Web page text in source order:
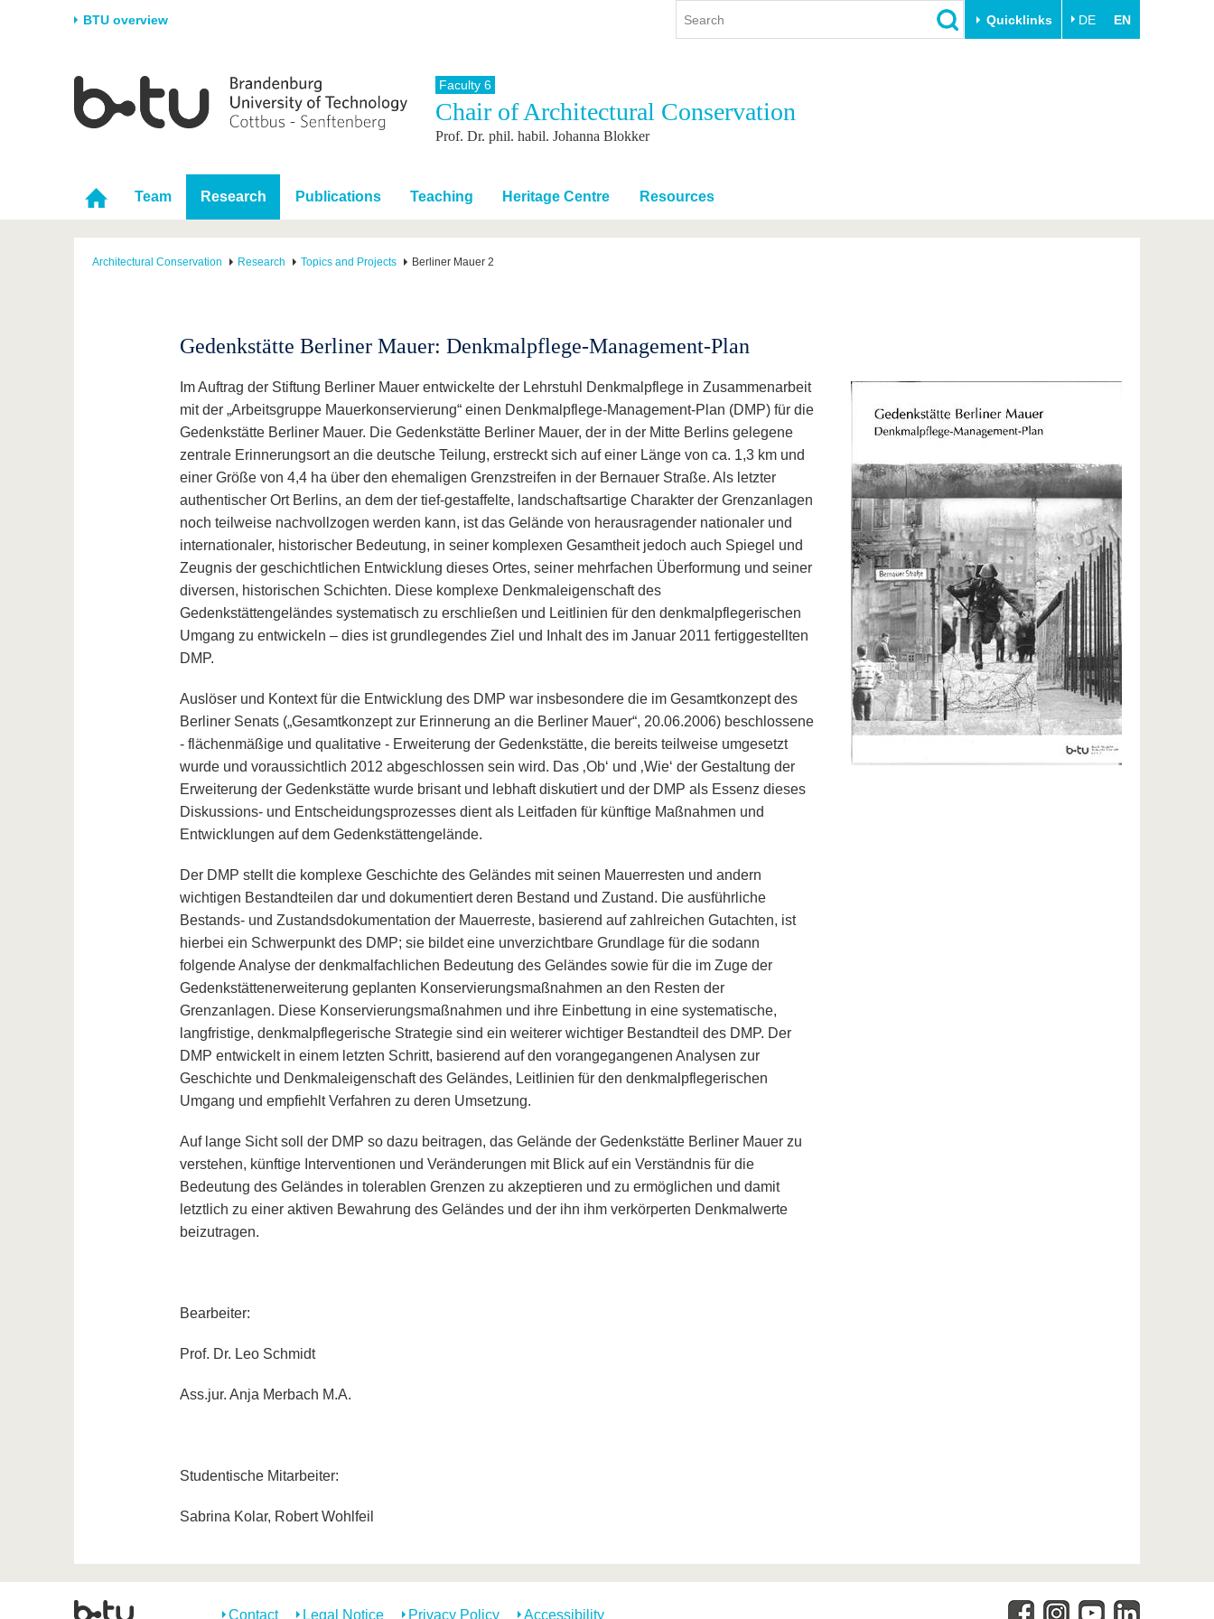
BTU overview Quicklinks DE EN
University
Career & Commitment
Partnerships & structural
change
Research
Research Support
Young Academics
Study
Study program
During studies
After Graduation
International
International Profile
Going abroad with BTU
International Students
Continuing Education
Innovative transfer projects
Experience BTU & Region
Faculty 6
Chair of Architectural Conservation
Prof. Dr. phil. habil. Johanna Blokker
Team Research Publications Teaching Heritage Centre Resources
Architectural Conservation Research Topics and Projects Berliner Mauer 2
Gedenkstätte Berliner Mauer: Denkmalpflege-Management-Plan
Im Auftrag der Stiftung Berliner Mauer entwickelte der Lehrstuhl Denkmalpflege in Zusammenarbeit
mit der „Arbeitsgruppe Mauerkonservierung“ einen Denkmalpflege-Management-Plan (DMP) für die
Gedenkstätte Berliner Mauer. Die Gedenkstätte Berliner Mauer, der in der Mitte Berlins gelegene
zentrale Erinnerungsort an die deutsche Teilung, erstreckt sich auf einer Länge von ca. 1,3 km und
einer Größe von 4,4 ha über den ehemaligen Grenzstreifen in der Bernauer Straße. Als letzter
authentischer Ort Berlins, an dem der tief-gestaffelte, landschaftsartige Charakter der Grenzanlagen
noch teilweise nachvollzogen werden kann, ist das Gelände von herausragender nationaler und
internationaler, historischer Bedeutung, in seiner komplexen Gesamtheit jedoch auch Spiegel und
Zeugnis der geschichtlichen Entwicklung dieses Ortes, seiner mehrfachen Überformung und seiner
diversen, historischen Schichten. Diese komplexe Denkmaleigenschaft des
Gedenkstättengeländes systematisch zu erschließen und Leitlinien für den denkmalpflegerischen
Umgang zu entwickeln – dies ist grundlegendes Ziel und Inhalt des im Januar 2011 fertiggestellten
DMP.
Auslöser und Kontext für die Entwicklung des DMP war insbesondere die im Gesamtkonzept des
Berliner Senats („Gesamtkonzept zur Erinnerung an die Berliner Mauer“, 20.06.2006) beschlossene
- flächenmäßige und qualitative - Erweiterung der Gedenkstätte, die bereits teilweise umgesetzt
wurde und voraussichtlich 2012 abgeschlossen sein wird. Das ‚Ob‘ und ‚Wie‘ der Gestaltung der
Erweiterung der Gedenkstätte wurde brisant und lebhaft diskutiert und der DMP als Essenz dieses
Diskussions- und Entscheidungsprozesses dient als Leitfaden für künftige Maßnahmen und
Entwicklungen auf dem Gedenkstättengelände.
Der DMP stellt die komplexe Geschichte des Geländes mit seinen Mauerresten und andern
wichtigen Bestandteilen dar und dokumentiert deren Bestand und Zustand. Die ausführliche
Bestands- und Zustandsdokumentation der Mauerreste, basierend auf zahlreichen Gutachten, ist
hierbei ein Schwerpunkt des DMP; sie bildet eine unverzichtbare Grundlage für die sodann
folgende Analyse der denkmalfachlichen Bedeutung des Geländes sowie für die im Zuge der
Gedenkstättenerweiterung geplanten Konservierungsmaßnahmen an den Resten der
Grenzanlagen. Diese Konservierungsmaßnahmen und ihre Einbettung in eine systematische,
langfristige, denkmalpflegerische Strategie sind ein weiterer wichtiger Bestandteil des DMP. Der
DMP entwickelt in einem letzten Schritt, basierend auf den vorangegangenen Analysen zur
Geschichte und Denkmaleigenschaft des Geländes, Leitlinien für den denkmalpflegerischen
Umgang und empfiehlt Verfahren zu deren Umsetzung.
Auf lange Sicht soll der DMP so dazu beitragen, das Gelände der Gedenkstätte Berliner Mauer zu
verstehen, künftige Interventionen und Veränderungen mit Blick auf ein Verständnis für die
Bedeutung des Geländes in tolerablen Grenzen zu akzeptieren und zu ermöglichen und damit
letztlich zu einer aktiven Bewahrung des Geländes und der ihn ihm verkörperten Denkmalwerte
beizutragen.
Bearbeiter:
Prof. Dr. Leo Schmidt
Ass.jur. Anja Merbach M.A.
Studentische Mitarbeiter:
Sabrina Kolar, Robert Wohlfeil
Contact Legal Notice Privacy Policy Accessibility